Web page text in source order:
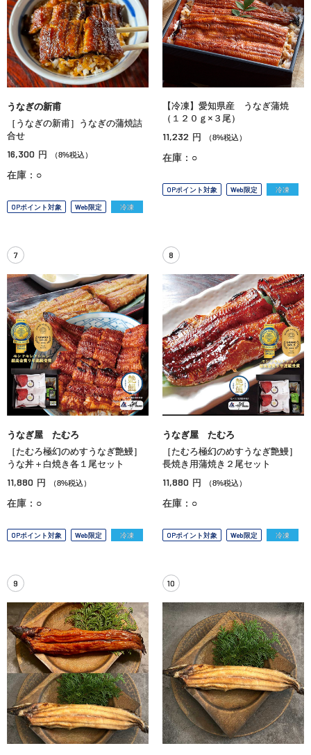
うなぎの新甫
［うなぎの新甫］うなぎの蒲焼詰
合せ
16,300 円 （8%税込）
在庫：○
OPポイント対象 Web限定 冷凍
【冷凍】愛知県産 うなぎ蒲焼
（１２０ｇ×３尾）
11,232 円 （8%税込）
在庫：○
OPポイント対象 Web限定 冷凍
7
うなぎ屋 たむろ
［たむろ極幻のめすうなぎ艶鰻］
うな丼＋白焼き各１尾セット
11,880 円 （8%税込）
在庫：○
OPポイント対象 Web限定 冷凍
8
うなぎ屋 たむろ
［たむろ極幻のめすうなぎ艶鰻］
長焼き用蒲焼き２尾セット
11,880 円 （8%税込）
在庫：○
OPポイント対象 Web限定 冷凍
9 10